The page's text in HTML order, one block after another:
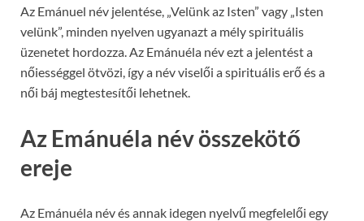
Az Emánuel név jelentése, „Velünk az Isten” vagy „Isten
velünk”, minden nyelven ugyanazt a mély spirituális
üzenetet hordozza. Az Emánuéla név ezt a jelentést a
nőiességgel ötvözi, így a név viselői a spirituális erő és a
női báj megtestesítői lehetnek.
Az Emánuéla név összekötő
ereje
Az Emánuéla név és annak idegen nyelvű megfelelői egy